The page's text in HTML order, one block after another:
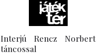
Interjú Rencz Norbert
táncossal